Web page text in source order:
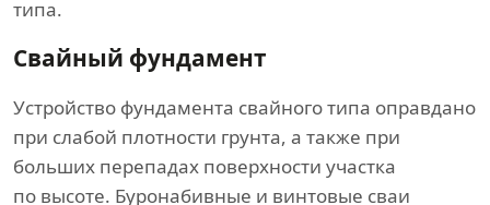
типа.
Свайный фундамент
Устройство фундамента свайного типа оправдано
при слабой плотности грунта, а также при
больших перепадах поверхности участка
по высоте. Буронабивные и винтовые сваи